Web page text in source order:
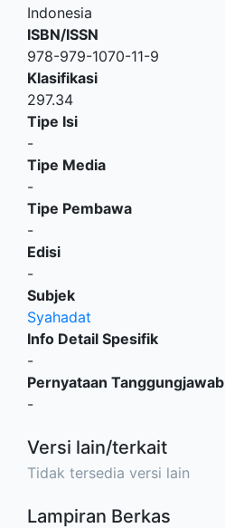
Indonesia
ISBN/ISSN
978-979-1070-11-9
Klasifikasi
297.34
Tipe Isi
-
Tipe Media
-
Tipe Pembawa
-
Edisi
-
Subjek
Syahadat
Info Detail Spesifik
-
Pernyataan Tanggungjawab
-
Versi lain/terkait
Tidak tersedia versi lain
Lampiran Berkas